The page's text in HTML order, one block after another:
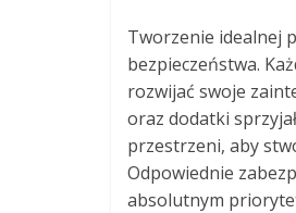
Tworzenie idealnej
bezpieczeństwa.
rozwijać swoje
oraz dodatki
przestrzeni, aby
Odpowiednie
absolutnym